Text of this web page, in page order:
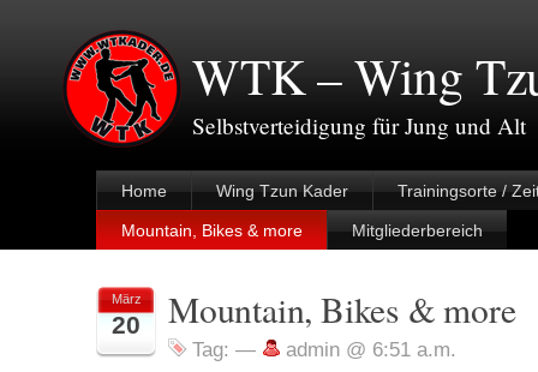
WTK – Wing
Selbstverteidigung für Jung und Alt
Home Wing Tzun Kader Trainingsorte /
Mountain, Bikes & more Mitgliederbereich
März
20 Mountain, Bikes & more
Tag: — admin @ 6:51 a.m.